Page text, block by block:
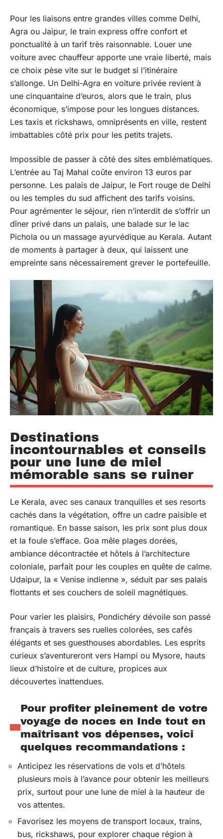
Pour les liaisons entre grandes villes comme Delhi,
Agra ou Jaipur, le train express offre confort et
ponctualité à un tarif très raisonnable. Louer une
voiture avec chauffeur apporte une vraie liberté, mais
ce choix pèse vite sur le budget si l’itinéraire
s’allonge. Un Delhi-Agra en voiture privée revient à
une cinquantaine d’euros, alors que le train, plus
économique, s’impose pour les longues distances.
Les taxis et rickshaws, omniprésents en ville, restent
imbattables côté prix pour les petits trajets.
Impossible de passer à côté des sites emblématiques.
L’entrée au Taj Mahal coûte environ 13 euros par
personne. Les palais de Jaipur, le Fort rouge de Delhi
ou les temples du sud affichent des tarifs voisins.
Pour agrémenter le séjour, rien n’interdit de s’offrir un
dîner privé dans un palais, une balade sur le lac
Pichola ou un massage ayurvédique au Kerala. Autant
de moments à partager à deux, qui laissent une
empreinte sans nécessairement grever le portefeuille.
Destinations
incontournables et conseils
pour une lune de miel
mémorable sans se ruiner
Le Kerala, avec ses canaux tranquilles et ses resorts
cachés dans la végétation, offre un cadre paisible et
romantique. En basse saison, les prix sont plus doux
et la foule s’efface. Goa mêle plages dorées,
ambiance décontractée et hôtels à l’architecture
coloniale, parfait pour les couples en quête de calme.
Udaipur, la « Venise indienne », séduit par ses palais
flottants et ses couchers de soleil magnétiques.
Pour varier les plaisirs, Pondichéry dévoile son passé
français à travers ses ruelles colorées, ses cafés
élégants et ses guesthouses abordables. Les esprits
curieux s’aventureront vers Hampi ou Mysore, hauts
lieux d’histoire et de culture, propices aux
découvertes inattendues.
Pour profiter pleinement de votre
voyage de noces en Inde tout en
maîtrisant vos dépenses, voici
quelques recommandations :
Anticipez les réservations de vols et d’hôtels
plusieurs mois à l’avance pour obtenir les meilleurs
prix, surtout pour une lune de miel à la hauteur de
vos attentes.
Favorisez les moyens de transport locaux, trains,
bus, rickshaws, pour explorer chaque région à